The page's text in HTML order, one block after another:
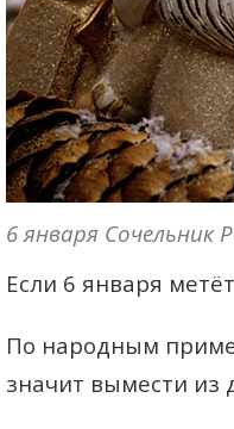
6 января Сочельник
Если 6 января
По народным
значит вымести из